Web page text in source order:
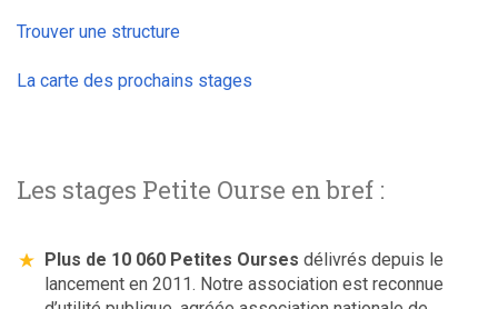
Trouver une structure
La carte des prochains stages
Les stages Petite Ourse en bref :
Plus de 10 060 Petites Ourses délivrés depuis le
lancement en 2011. Notre association est reconnue